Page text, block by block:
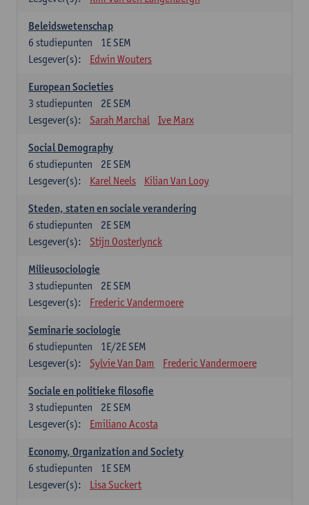
Beleidswetenschap
1E SEM
6 studiepunten
Lesgever(s):
Edwin Wouters
European Societies
2E SEM
3 studiepunten
Lesgever(s):
Sarah Marchal Ive Marx
Social Demography
2E SEM
6 studiepunten
Lesgever(s):
Karel Neels Kilian Van Looy
Steden, staten en sociale verandering
2E SEM
6 studiepunten
Lesgever(s):
Stijn Oosterlynck
Milieusociologie
2E SEM
3 studiepunten
Lesgever(s):
Frederic Vandermoere
Seminarie sociologie
1E/2E SEM
6 studiepunten
Lesgever(s):
Sylvie Van Dam Frederic Vandermoere
Sociale en politieke filosofie
2E SEM
3 studiepunten
Lesgever(s):
Emiliano Acosta
Economy, Organization and Society
1E SEM
6 studiepunten
Lesgever(s):
Lisa Suckert